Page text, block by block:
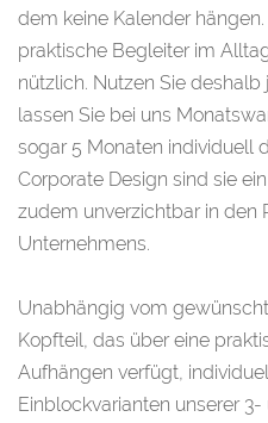
dem keine Kalender
praktische Begleiter im
nützlich. Nutzen Sie
lassen Sie bei uns
sogar 5 Monaten individuell
Corporate Design sind sie
zudem unverzichtbar in den
Unternehmens.
Unabhängig vom
Kopfteil, das über eine
Aufhängen verfügt,
Einblockvarianten unserer